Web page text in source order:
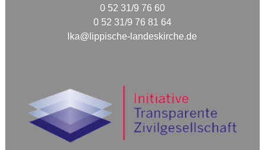
0 52 31/9 76 60
0 52 31/9 76 81 64
lka@lippische-landeskirche.de